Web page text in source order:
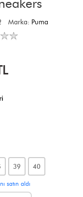
Marka: Puma
39 40
satın aldı